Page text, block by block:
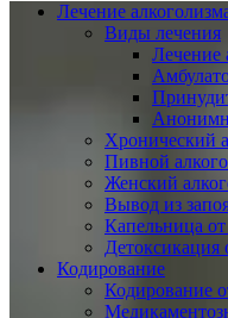
Лечение
Виды лечения
Лечение
Хронический
Пивной
Женский
Вывод из
Капельница от
Детоксикация
Кодирование
Кодирование